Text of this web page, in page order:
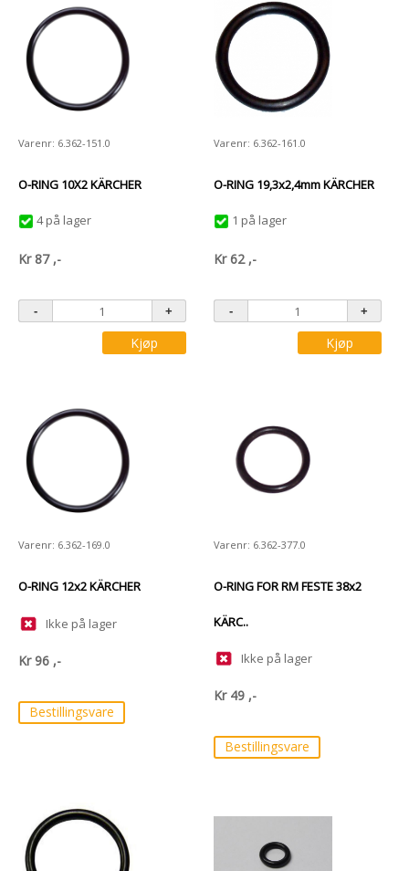
Varenr: 6.362-151.0
O-RING 10X2 KÄRCHER
4 på lager
Kr 87 ,-
Kjøp
Varenr: 6.362-161.0
O-RING 19,3x2,4mm KÄRCHER
1 på lager
Kr62 ,-
Kjøp
Varenr: 6.362-169.0
O-RING 12x2 KÄRCHER
Ikke på lager
Kr 96 ,-
Bestillingsvare
Varenr: 6.362-377.0
O-RING FOR RM FESTE 38x2
KÄRC..
Ikke på lager
Kr 49 ,-
Bestillingsvare